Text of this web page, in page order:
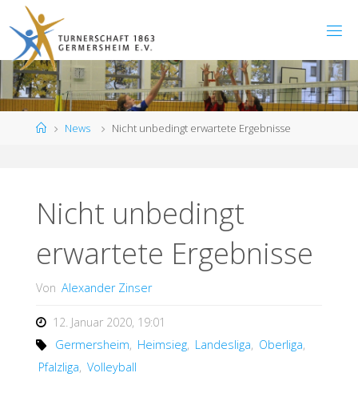
Inhalt
springen
StartNews Nicht unbedingt erwartete Ergebnisse
Nicht unbedingt
erwartete Ergebnisse
Von Alexander Zinser
12. Januar 2020, 19:01
Germersheim, Heimsieg, Landesliga, Oberliga,
Pfalzliga, Volleyball